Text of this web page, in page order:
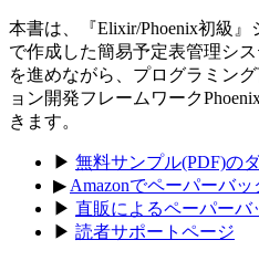
本書は、『Elixir/Phoenix初級
で作成した簡易予定表管理シ
を進めながら、プログラミン
ョン開発フレームワーク
きます。
▶ 無料サンプル(PDF)の
▶ Amazonでペーパーバッ
▶ 直販によるペーパーバ
▶ 読者サポートページ